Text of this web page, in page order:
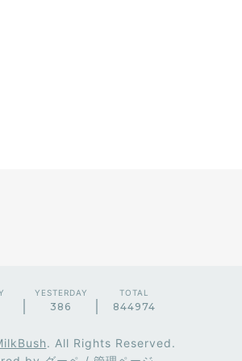
YESTERDAY
386
TOTAL
844974
. All Rights Reserved.